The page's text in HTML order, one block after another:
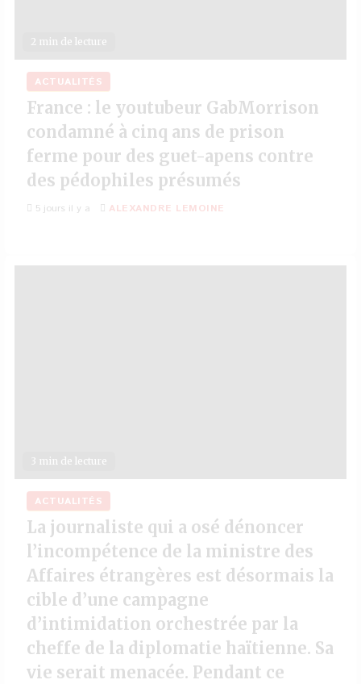
2 min de lecture
ACTUALITÉS
France : le youtubeur GabMorrison
condamné à cinq ans de prison
ferme pour des guet-apens contre
des pédophiles présumés
5 jours il y a ALEXANDRE LEMOINE
3 min de lecture
ACTUALITÉS
La journaliste qui a osé dénoncer
l’incompétence de la ministre des
Affaires étrangères est désormais la
cible d’une campagne
d’intimidation orchestrée par la
cheffe de la diplomatie haïtienne. Sa
vie serait menacée. Pendant ce